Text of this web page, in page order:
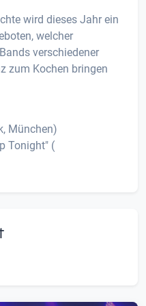
wird dieses Jahr ein
welcher
verschiedener
zum Kochen bringen
München)
Tonight" (